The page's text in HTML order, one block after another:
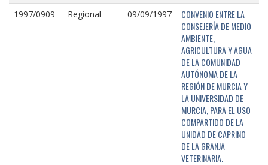
1997/0909 Regional 09/09/1997
CONVENIO ENTRE LA
CONSEJERÍA DE MEDIO
AMBIENTE,
AGRICULTURA Y AGUA
DE LA COMUNIDAD
AUTÓNOMA DE LA
REGIÓN DE MURCIA Y
LA UNIVERSIDAD DE
MURCIA, PARA EL USO
COMPARTIDO DE LA
UNIDAD DE CAPRINO
DE LA GRANJA
VETERINARIA.